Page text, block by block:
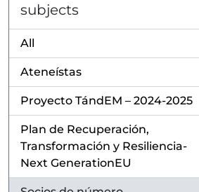
subjects
All
Ateneístas
, 1 results
Proyecto TándEM – 2024-2025
, 1 results
Plan de Recuperación,
Transformación y Resiliencia-
Next GenerationEU
, 1 results